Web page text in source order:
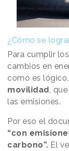
¿Cómo se
Para cumplir
cambios en
como es
movilidad ,
las emisiones.
Por eso el
“con
carbono”. El